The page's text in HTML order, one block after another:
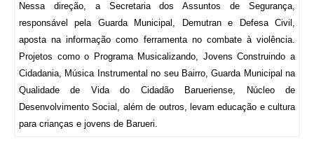
Nessa direção, a Secretaria dos Assuntos de Segurança,
responsável pela Guarda Municipal, Demutran e Defesa Civil,
aposta na informação como ferramenta no combate à violência.
Projetos como o Programa Musicalizando, Jovens Construindo a
Cidadania, Música Instrumental no seu Bairro, Guarda Municipal na
Qualidade de Vida do Cidadão Barueriense, Núcleo de
Desenvolvimento Social, além de outros, levam educação e cultura
para crianças e jovens de Barueri.